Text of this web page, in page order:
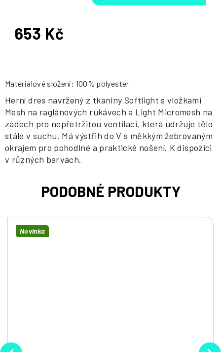
653 Kč
Měrná
Materiálové složení: 100% polyester
Herní dres navržený z tkaniny Softlight s vložkami
Mesh na raglánových rukávech a Light Micromesh na
zádech pro nepřetržitou ventilaci, která udržuje tělo
stále v suchu. Má výstřih do V s měkkým žebrovaným
okrajem pro pohodlné a praktické nošení. K dispozici
v různých barvách.
Novinka